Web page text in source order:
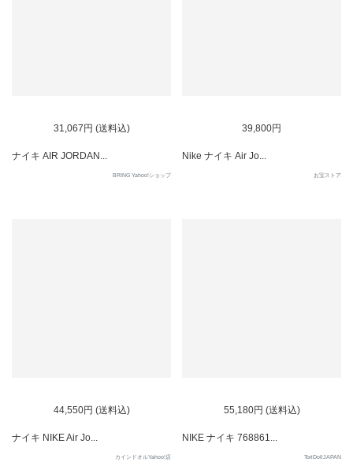
31,067円 (送料込)
ナイキ AIR JORDAN...
BRING Yahoo!ショップ
39,800円
Nike ナイキ Air Jo...
お宝ストア
44,550円 (送料込)
ナイキ NIKE Air Jo...
カインドオルYahoo!店
55,180円 (送料込)
NIKE ナイキ 768861...
ToriDollJAPAN